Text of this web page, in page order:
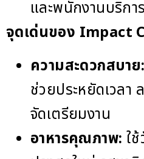
และพนักงานบริการ
จุดเด่นของ Impact
ความสะดวกสบาย:
ช่วยประหยัดเวลา
จัดเตรียมงาน
อาหารคุณภาพ: ใ